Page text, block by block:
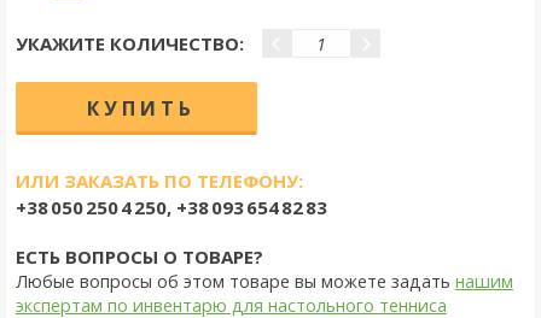
УКАЖИТЕ КОЛИЧЕСТВО:
ИЛИ ЗАКАЗАТЬ ПО ТЕЛЕФОНУ:
+38 050 250 4 250, +38 093 654 82 83
ЕСТЬ ВОПРОСЫ О ТОВАРЕ?
Любые вопросы об этом товаре вы можете задать нашим
экспертам по инвентарю для настольного тенниса